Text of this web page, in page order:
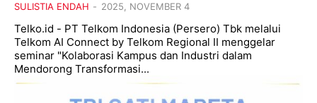
SULISTIA ENDAH - 2025, NOVEMBER 4
Telko.id - PT Telkom Indonesia (Persero) Tbk melalui
Telkom AI Connect by Telkom Regional II menggelar
seminar "Kolaborasi Kampus dan Industri dalam
Mendorong Transformasi...